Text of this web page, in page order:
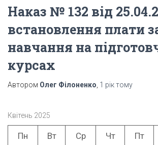
Наказ № 132 від
встановлення плати
навчання на
курсах
Автором Олег Філоненко 1 ріктому
Квітень 2025
Пн Вт Ср Чт Пт